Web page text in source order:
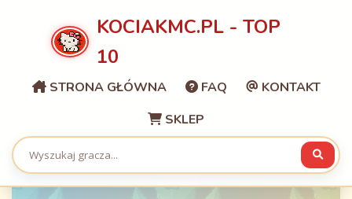
KOCIAKMC.PL - TOP
10
STRONA GŁÓWNA FAQ
KONTAKT
SKLEP